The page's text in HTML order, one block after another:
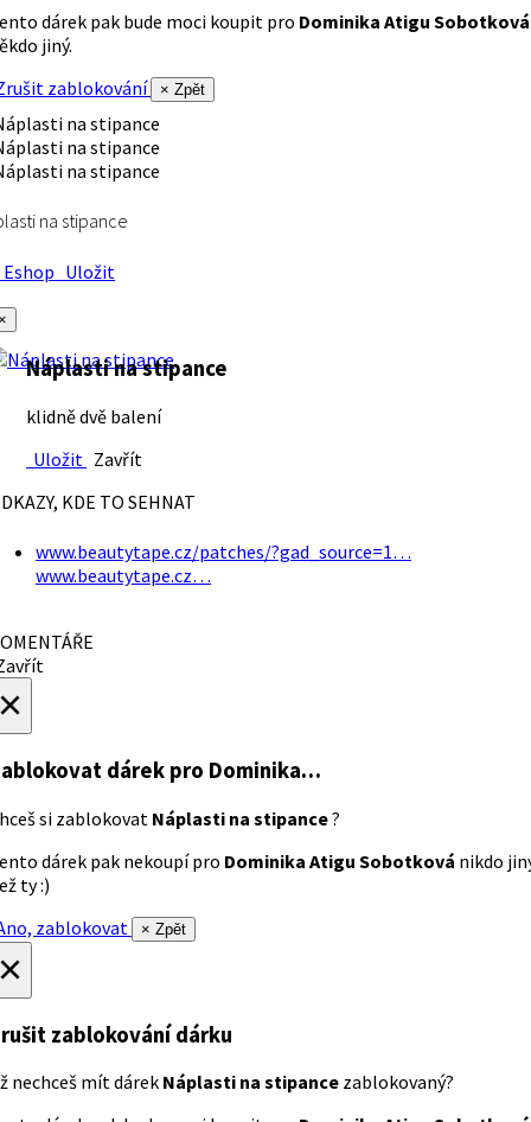
dárek pak bude moci koupit pro Dominika Atigu Sobotková
jiný.
zablokování
× Zpět
na stipance
Uložit
Náplasti na stipance
klidně dvě balení
Uložit Zavřít
KDE TO SEHNAT
www.beautytape.cz/patches/?gad_source=1…
www.beautytape.cz…
dárek pro Dominika…
si zablokovat Náplasti na stipance?
dárek pak nekoupí pro Dominika Atigu Sobotková nikdo
ty :)
zablokovat
× Zpět
zablokování dárku
nechceš mít dárek Náplasti na stipance zablokovaný?